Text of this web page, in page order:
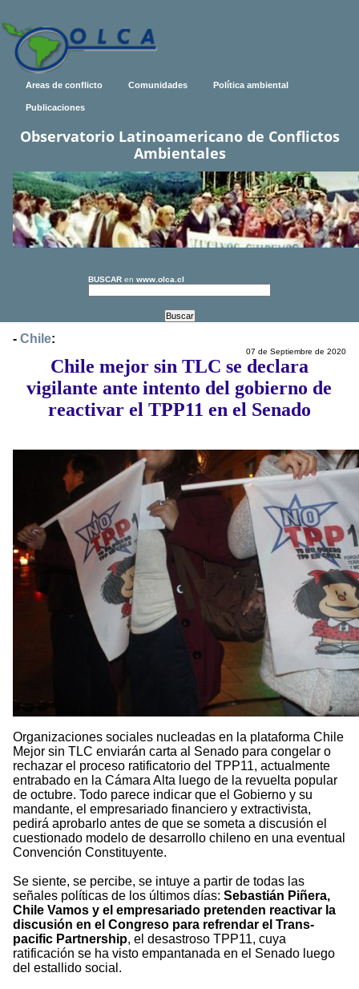
Areas de conflicto Comunidades Política ambiental
Publicaciones
Observatorio Latinoamericano de Conflictos
Ambientales
BUSCAR en www.olca.cl
- Chile:
07 de Septiembre de 2020
Chile mejor sin TLC se declara
vigilante ante intento del gobierno de
reactivar el TPP11 en el Senado
Organizaciones sociales nucleadas en la plataforma Chile
Mejor sin TLC enviarán carta al Senado para congelar o
rechazar el proceso ratificatorio del TPP11, actualmente
entrabado en la Cámara Alta luego de la revuelta popular
de octubre. Todo parece indicar que el Gobierno y su
mandante, el empresariado financiero y extractivista,
pedirá aprobarlo antes de que se someta a discusión el
cuestionado modelo de desarrollo chileno en una eventual
Convención Constituyente.
Se siente, se percibe, se intuye a partir de todas las
señales políticas de los últimos días: Sebastián Piñera,
Chile Vamos y el empresariado pretenden reactivar la
discusión en el Congreso para refrendar el Trans-
pacific Partnership, el desastroso TPP11, cuya
ratificación se ha visto empantanada en el Senado luego
del estallido social.